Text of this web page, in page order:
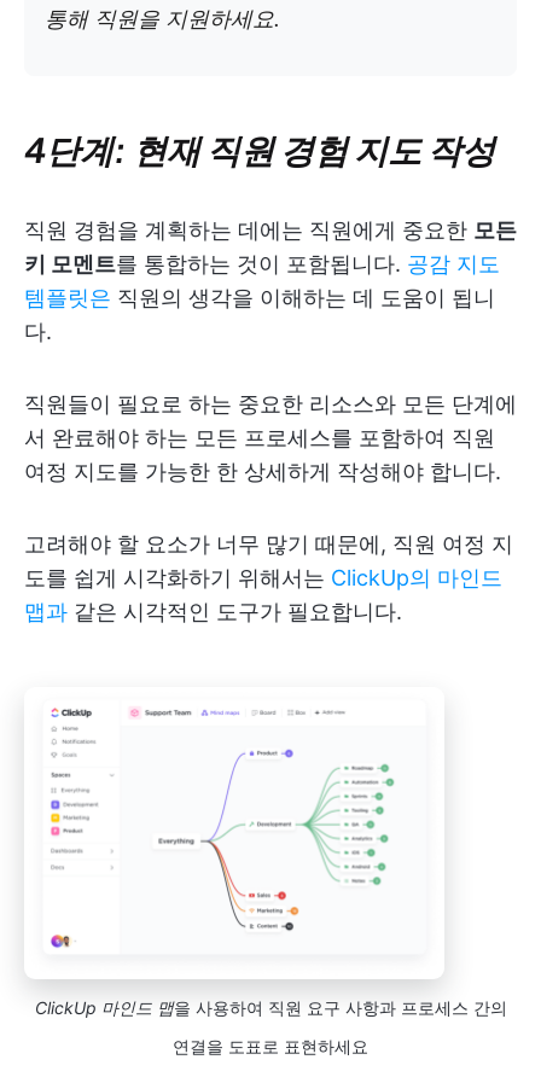
통해 직원을 지원하세요.
4단계: 현재 직원 경험 지도 작성
직원 경험을 계획하는 데에는 직원에게 중요한 모든
키 모멘트를 통합하는 것이 포함됩니다. 공감 지도
템플릿은 직원의 생각을 이해하는 데 도움이 됩니
다.
직원들이 필요로 하는 중요한 리소스와 모든 단계에
서 완료해야 하는 모든 프로세스를 포함하여 직원
여정 지도를 가능한 한 상세하게 작성해야 합니다.
고려해야 할 요소가 너무 많기 때문에, 직원 여정 지
도를 쉽게 시각화하기 위해서는 ClickUp의 마인드
맵과 같은 시각적인 도구가 필요합니다.
ClickUp 마인드 맵을 사용하여 직원 요구 사항과 프로세스 간의
연결을 도표로 표현하세요